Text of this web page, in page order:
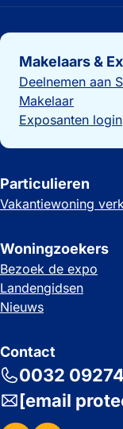
Belangrijke links
Makelaars &
Deelnemen aan
Makelaar
Exposanten login
Particulieren
Vakantiewoning
Woningzoekers
Bezoek de expo
Landengidsen
Nieuws
Contact
0032
[email